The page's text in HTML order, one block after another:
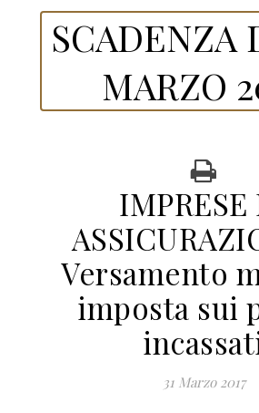
SCADENZA
MARZO
IMPRESE
Versamento
imposta sui
31 Marzo 2017